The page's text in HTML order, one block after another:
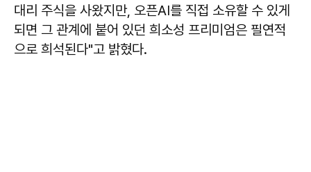
대리 주식을 사왔지만, 오픈AI를 직접 소유할 수 있게
되면 그 관계에 붙어 있던 희소성 프리미엄은 필연적
으로 희석된다"고 밝혔다.